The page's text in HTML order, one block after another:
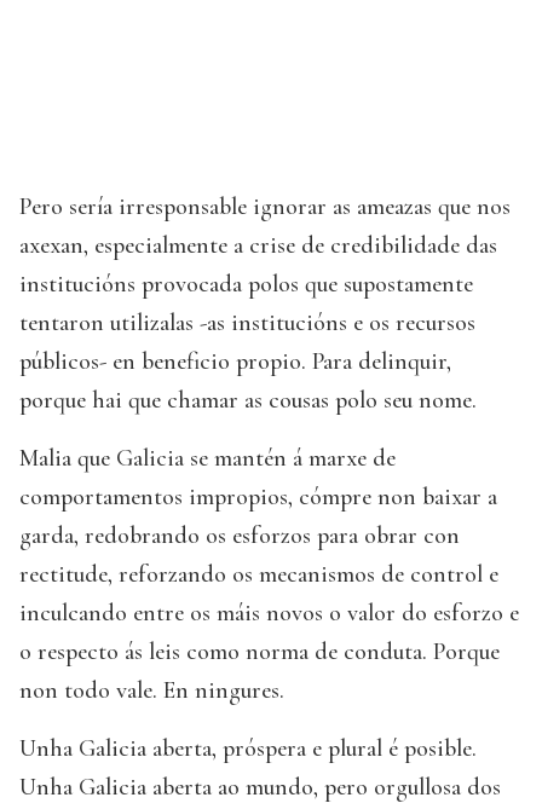
Pero sería irresponsable ignorar as ameazas que nos
axexan, especialmente a crise de credibilidade das
institucións provocada polos que supostamente
tentaron utilizalas -as institucións e os recursos
públicos- en beneficio propio. Para delinquir,
porque hai que chamar as cousas polo seu nome.
Malia que Galicia se mantén á marxe de
comportamentos impropios, cómpre non baixar a
garda, redobrando os esforzos para obrar con
rectitude, reforzando os mecanismos de control e
inculcando entre os máis novos o valor do esforzo e
o respecto ás leis como norma de conduta. Porque
non todo vale. En ningures.
Unha Galicia aberta, próspera e plural é posible.
Unha Galicia aberta ao mundo, pero orgullosa dos